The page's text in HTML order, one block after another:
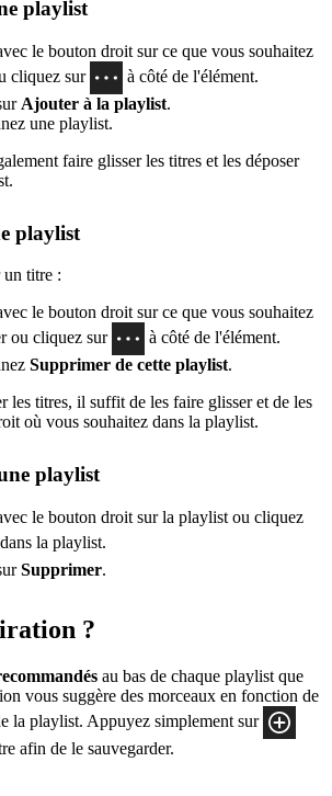
playlist
le bouton droit sur ce que vous souhaitez
cliquez sur
à côté de l'élément.
Ajouter à la playlist.
une playlist.
faire glisser les titres et les déposer
playlist
un titre :
le bouton droit sur ce que vous souhaitez
ou cliquez sur
à côté de l'élément.
Supprimer de cette playlist.
les titres, il suffit de les faire glisser et de les
où vous souhaitez dans la playlist.
playlist
le bouton droit sur la playlist ou cliquez
dans la playlist.
Supprimer.
?
au bas de chaque playlist que
vous suggère des morceaux en fonction de
la playlist. Appuyez simplement sur
afin de le sauvegarder.